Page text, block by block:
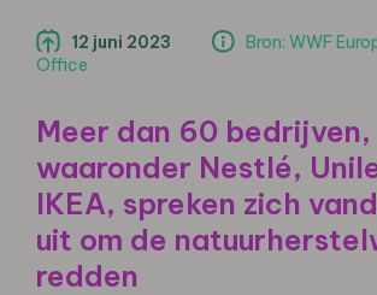
12 juni 2023
Bron: WWF
Office
Meer dan 60 bedrijven,
waaronder Nestlé,
IKEA, spreken zich
uit om de
redden